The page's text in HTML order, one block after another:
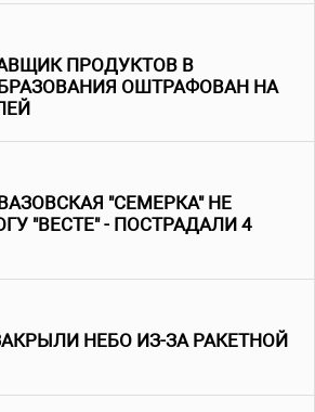
ПРОДУКТОВ В
ОШТРАФОВАН НА
"СЕМЕРКА" НЕ
"ВЕСТЕ" - ПОСТРАДАЛИ 4
НЕБО ИЗ-ЗА РАКЕТНОЙ